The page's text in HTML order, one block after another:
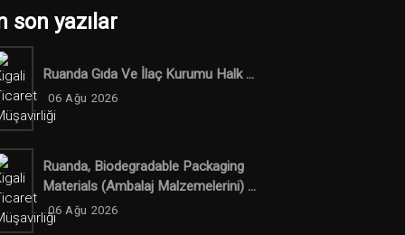
son yazılar
Ruanda Gıda Ve İlaç Kurumu Halk ...
06 Ağu 2026
Ruanda, Biodegradable Packaging
Materials (ambalaj Malzemelerini) ...
06 Ağu 2026